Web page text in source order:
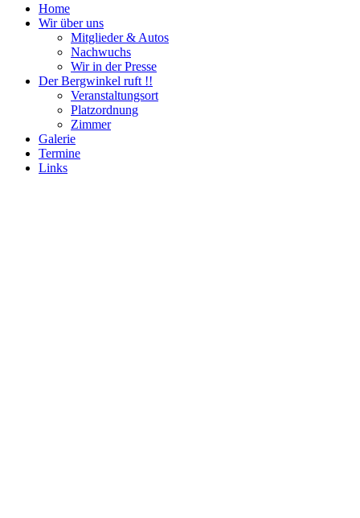
Home
Wir über uns
Mitglieder & Autos
Nachwuchs
Wir in der Presse
Der Bergwinkel ruft !!
Veranstaltungsort
Platzordnung
Zimmer
Galerie
Termine
Links